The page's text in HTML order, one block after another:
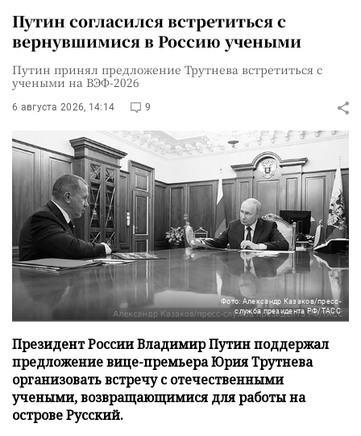
Путин согласился встретиться с
вернувшимися в Россию учеными
Путин принял предложение Трутнева встретиться с
учеными на ВЭФ-2026
6 августа 2026, 14:14 9
Фото: Александр Казаков/пресс-
служба президента РФ/ТАСС
Президент России Владимир Путин поддержал
предложение вице-премьера Юрия Трутнева
организовать встречу с отечественными
учеными, возвращающимися для работы на
острове Русский.